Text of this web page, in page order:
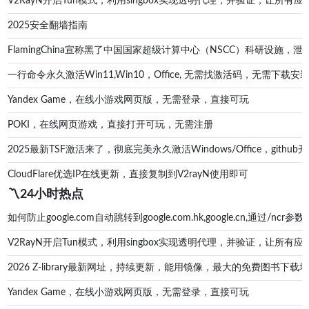
2025安全翻墙指南
FlamingChina宣称黑了中国国家超级计算中心（NSCC）科研设施，
一行命令永久激活Win11,Win10，Office, 无需找激活码，无需下载安
Yandex Game，在线小游戏网页版，无需登录，直接可玩
POKI，在线网页游戏，直接打开可玩，无需注册
2025最新TSF激活来了，彻底完美永久激活Windows/Office，github
CloudFlare优选IP在线更新，直接复制到V2rayN使用即可
〽️24小时热点
如何防止google.com自动跳转到google.com.hk,google.cn,通过/ncr参数
V2RayN开启Tun模式，利用singbox实现透明代理，并验证，让所有
2026 Z-library最新网址，持续更新，能用镜像，最大的免费图书下载
Yandex Game，在线小游戏网页版，无需登录，直接可玩